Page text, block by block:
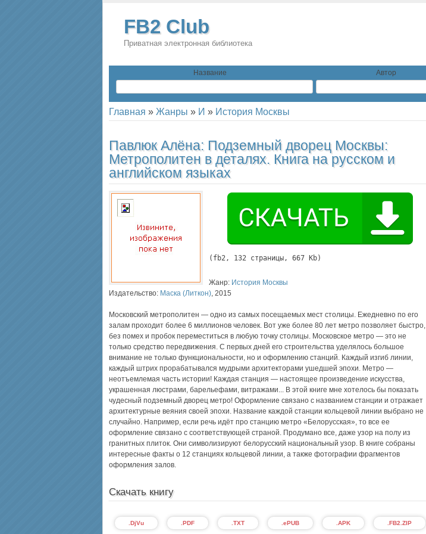
FB2 Club
Приватная электронная библиотека
Название Автор
Главная » Жанры » И » История Москвы
Павлюк Алёна: Подземный дворец Москвы:
Метрополитен в деталях. Книга на русском и
английском языках
( fb2, 132 страницы, 667 Kb)
Жанр: История Москвы
Издательство: Маска (Литкон), 2015
Московский метрополитен — одно из самых посещаемых мест столицы. Ежедневно по его
залам проходит более 6 миллионов человек. Вот уже более 80 лет метро позволяет быстро,
без помех и пробок переместиться в любую точку столицы. Московское метро — это не
только средство передвижения. С первых дней его строительства уделялось большое
внимание не только функциональности, но и оформлению станций. Каждый изгиб линии,
каждый штрих прорабатывался мудрыми архитекторами ушедшей эпохи. Метро —
неотъемлемая часть истории! Каждая станция — настоящее произведение искусства,
украшенная люстрами, барельефами, витражами... В этой книге мне хотелось бы показать
чудесный подземный дворец метро! Оформление связано с названием станции и отражает
архитектурные веяния своей эпохи. Название каждой станции кольцевой линии выбрано не
случайно. Например, если речь идёт про станцию метро «Белорусская», то все ее
оформление связано с соответствующей страной. Продумано все, даже узор на полу из
гранитных плиток. Они символизируют белорусский национальный узор. В книге собраны
интересные факты о 12 станциях кольцевой линии, а также фотографии фрагментов
оформления залов.
Скачать книгу
.FB2.ZIP
.APK
.ePUB
.TXT
.PDF
.DjVu